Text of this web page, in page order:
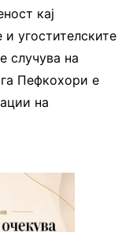
кај
угостителските
случува на
Пефкохори е
на